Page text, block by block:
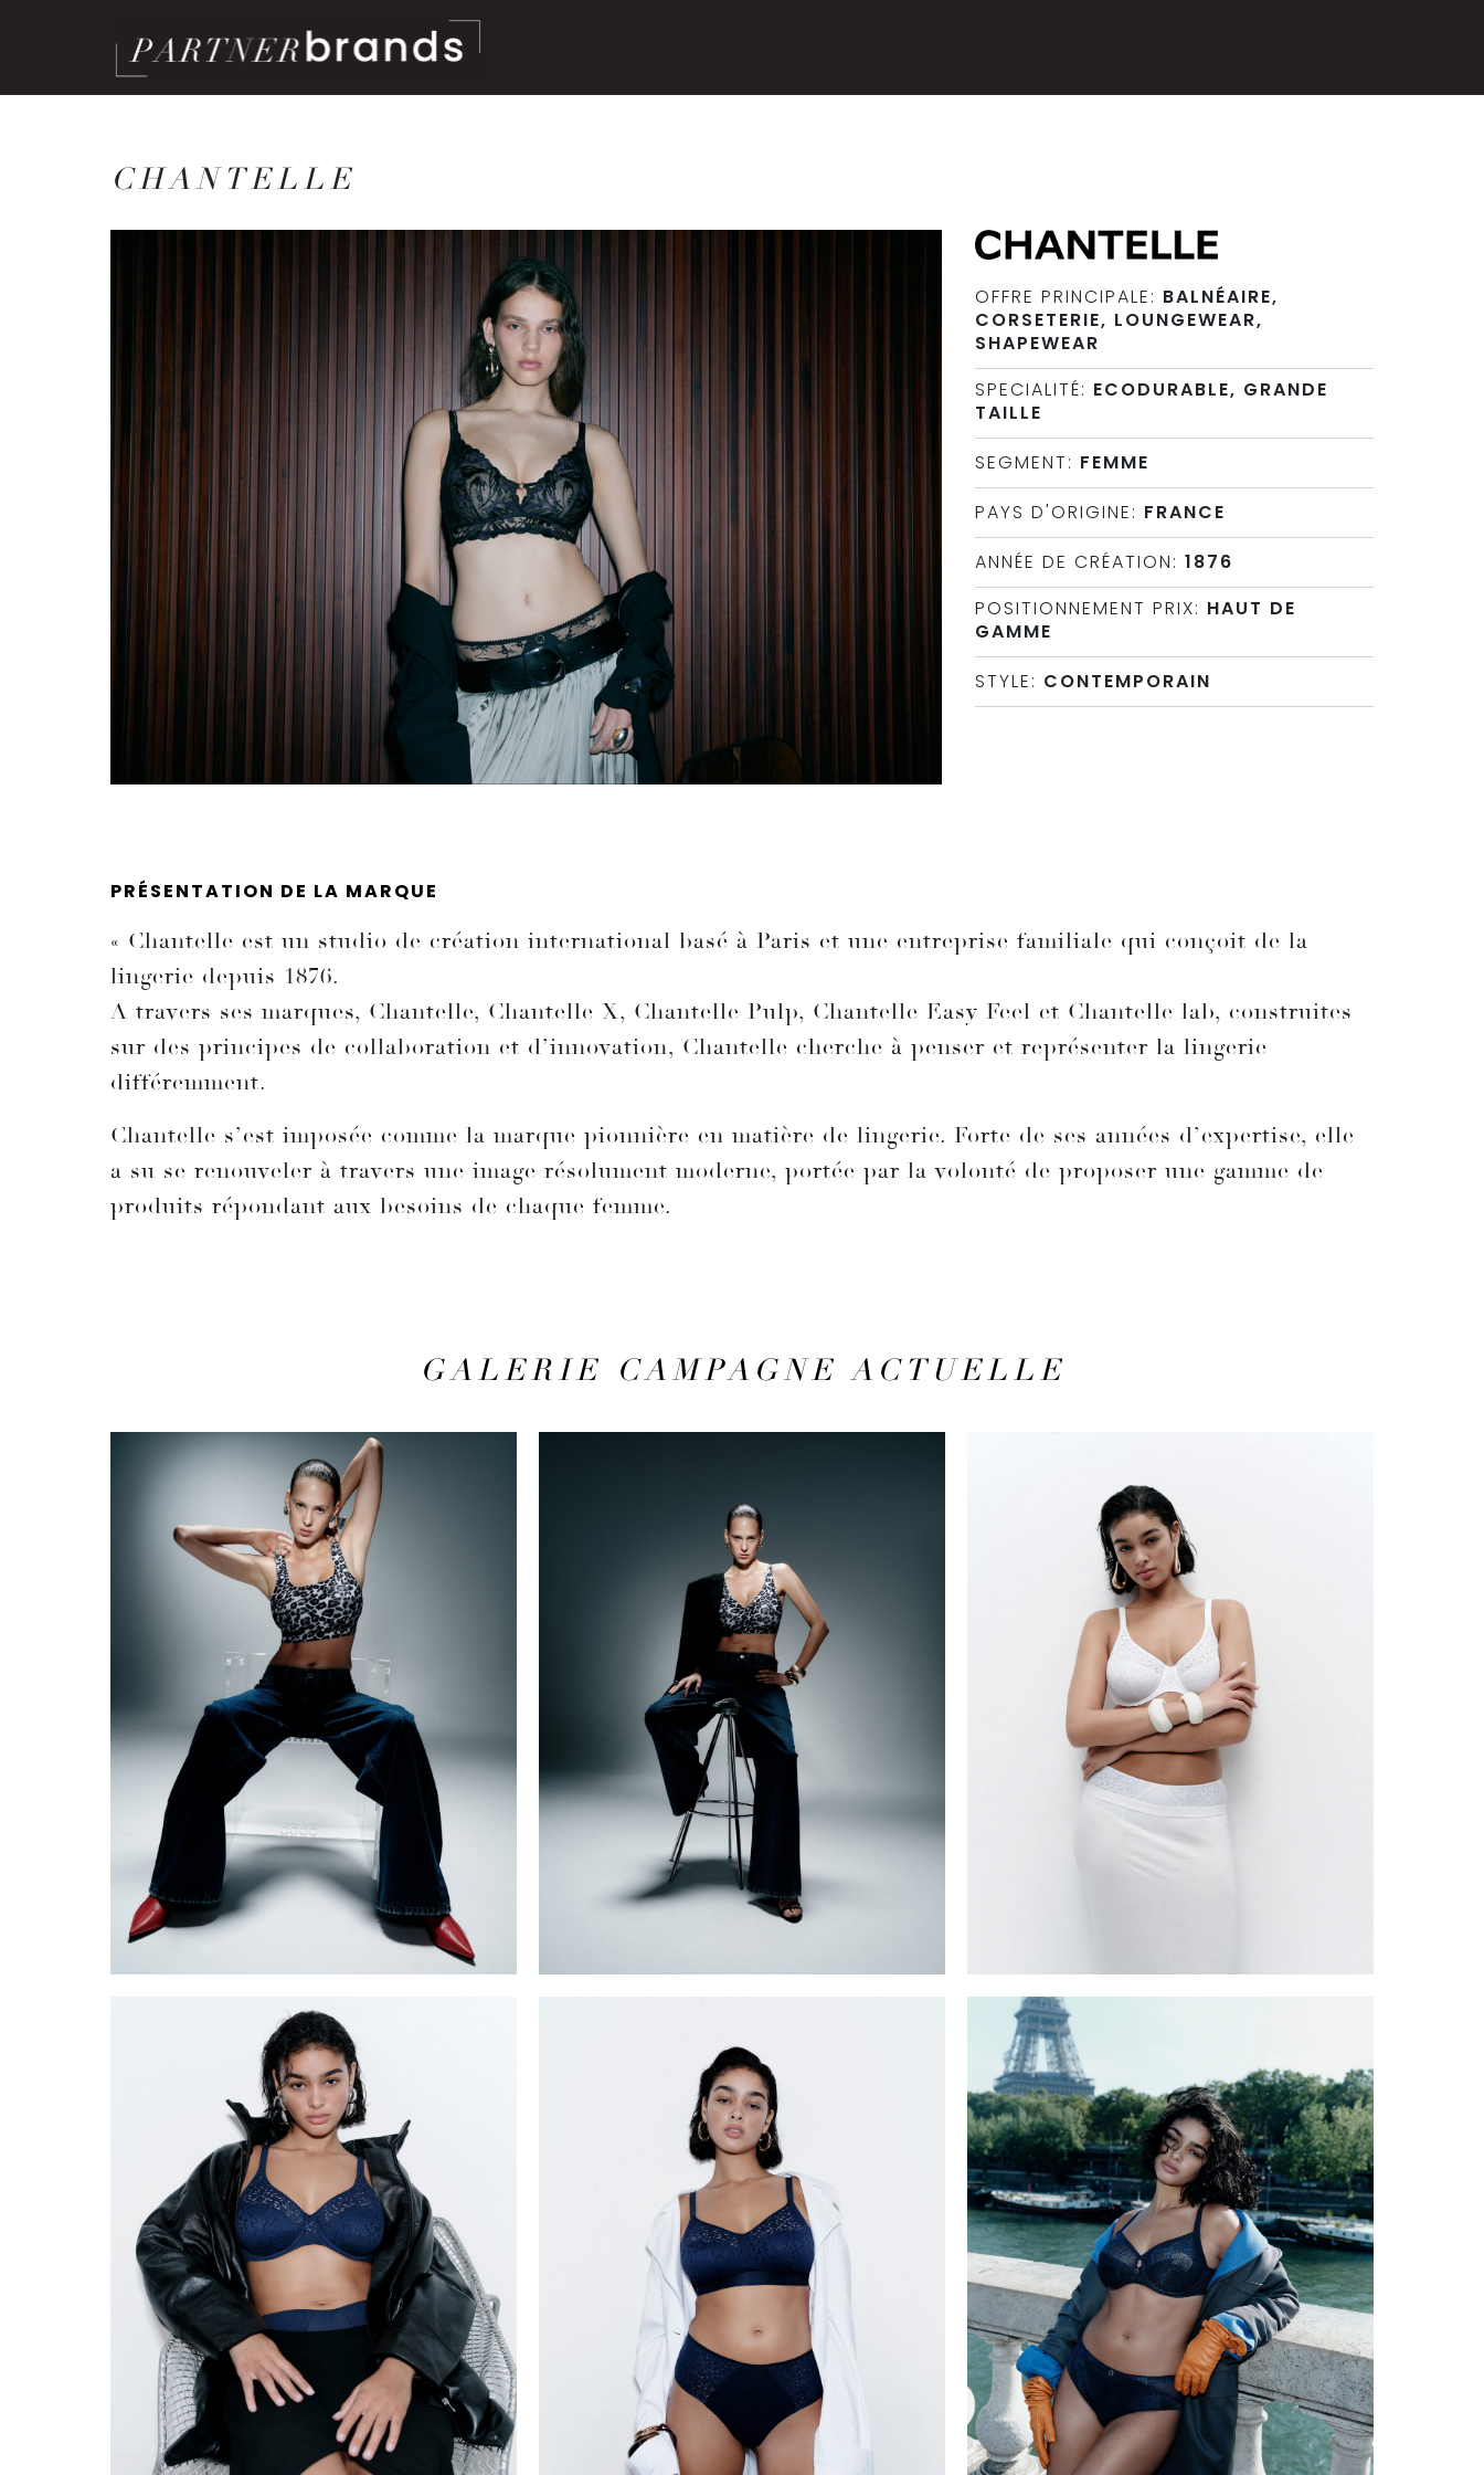
CHANTELLE
OFFRE PRINCIPALE: BALNÉAIRE,
CORSETERIE, LOUNGEWEAR,
SHAPEWEAR
SPECIALITÉ: ECODURABLE, GRANDE
TAILLE
SEGMENT: FEMME
PAYS D'ORIGINE: FRANCE
ANNÉE DE CRÉATION: 1876
POSITIONNEMENT PRIX: HAUT DE
GAMME
STYLE: CONTEMPORAIN
PRÉSENTATION DE LA MARQUE
« Chantelle est un studio de création international basé à Paris et une entreprise familiale qui conçoit de la
lingerie depuis 1876.
A travers ses marques, Chantelle, Chantelle X, Chantelle Pulp, Chantelle Easy Feel et Chantelle lab, construites
sur des principes de collaboration et d’innovation, Chantelle cherche à penser et représenter la lingerie
différemment.
Chantelle s’est imposée comme la marque pionnière en matière de lingerie. Forte de ses années d’expertise, elle
a su se renouveler à travers une image résolument moderne, portée par la volonté de proposer une gamme de
produits répondant aux besoins de chaque femme.
GALERIE CAMPAGNE ACTUELLE